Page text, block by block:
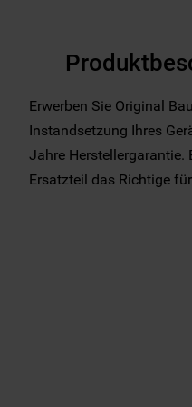
Erwerben Sie Original
Instandsetzung Ihres
Jahre Herstellergarantie.
Ersatzteil das Richtige